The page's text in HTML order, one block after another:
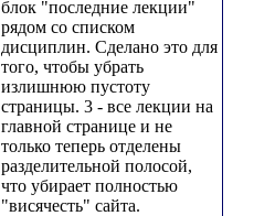
блок "последние лекции"
рядом со списком
дисциплин. Сделано это для
того, чтобы убрать
излишнюю пустоту
страницы. 3 - все лекции на
главной странице и не
только теперь отделены
разделительной полосой,
что убирает полностью
"висячесть" сайта.